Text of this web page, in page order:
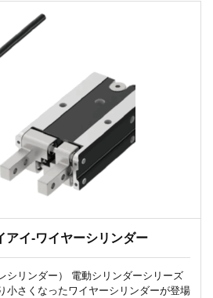
アイ-ワイヤーシリンダー
シリンダー） 電動シリンダーシリーズ
小さくなったワイヤーシリンダーが登場